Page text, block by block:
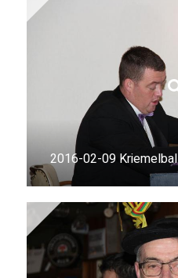
2016-02-09 Kriemelbal